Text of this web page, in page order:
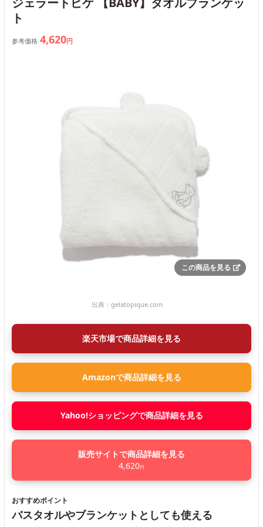
ト
参考価格 4,620円
この商品を見る
出典： gelatopique.com
楽天市場で商品詳細を見る
Amazonで商品詳細を見る
Yahoo!ショッピングで商品詳細を見る
販売サイトで商品詳細を見る
4,620円
おすすめポイント
バスタオルやブランケットとしても使える